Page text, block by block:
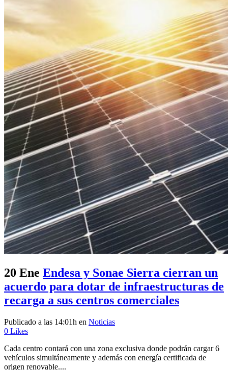
20 Ene Endesa y Sonae Sierra cierran un
acuerdo para dotar de infraestructuras de
recarga a sus centros comerciales
Publicado a las 14:01h en Noticias
0 Likes
Cada centro contará con una zona exclusiva donde podrán cargar 6
vehículos simultáneamente y además con energía certificada de
origen renovable....